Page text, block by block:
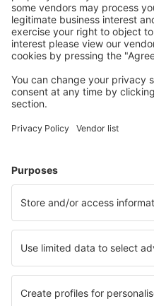
Uživateli eSky
Ubytování v Turecku -
Ubytování v Istanbulu
Ubytování in Sarigerme
Nejlepší ubytování - města
Ubytování in Soiano del Lago